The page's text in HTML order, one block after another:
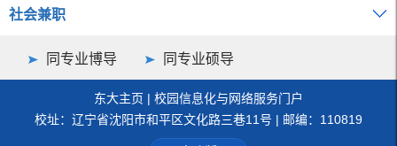
社会兼职
同专业博导 同专业硕导
东大主页 | 校园信息化与网络服务门户
校址：辽宁省沈阳市和平区文化路三巷11号 | 邮编：110819